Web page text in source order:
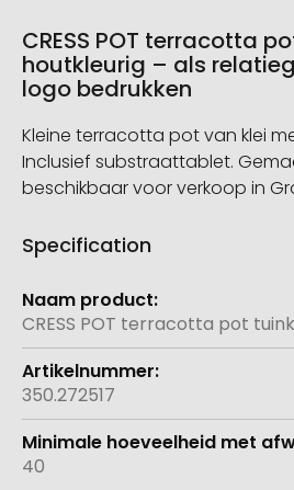
CRESS POT terracotta
houtkleurig – als
logo bedrukken
Kleine terracotta pot van klei
Inclusief substraattablet.
beschikbaar voor verkoop in
Specification
Meer
informatie
CRESS POT terracotta pot
350.272517
40